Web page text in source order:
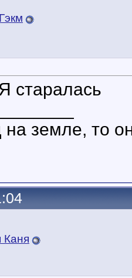
старалась
на земле, то
Каня